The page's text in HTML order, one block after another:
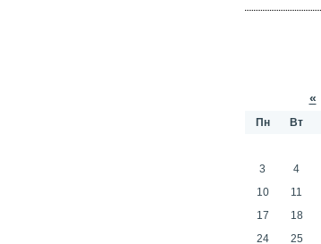
«
Пн Вт
3
4
10
11
17
18
24
25